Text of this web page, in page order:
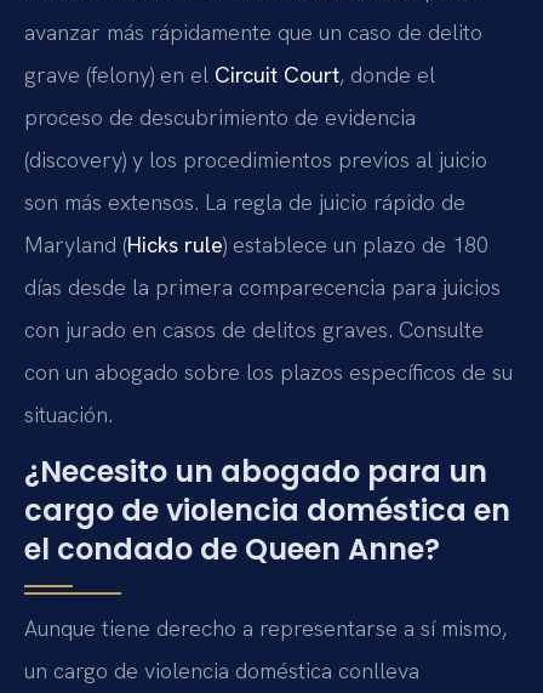
avanzar más rápidamente que un caso de delito
grave (felony) en el Circuit Court, donde el
proceso de descubrimiento de evidencia
(discovery) y los procedimientos previos al juicio
son más extensos. La regla de juicio rápido de
Maryland (Hicks rule) establece un plazo de 180
días desde la primera comparecencia para juicios
con jurado en casos de delitos graves. Consulte
con un abogado sobre los plazos específicos de su
situación.
¿Necesito un abogado para un
cargo de violencia doméstica en
el condado de Queen Anne?
Aunque tiene derecho a representarse a sí mismo,
un cargo de violencia doméstica conlleva